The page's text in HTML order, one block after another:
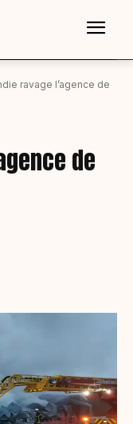
ravage l’agence de
de